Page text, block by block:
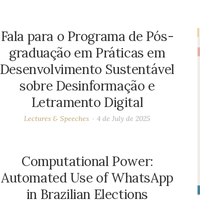
Fala para o Programa de Pós-
graduação em Práticas em
Desenvolvimento Sustentável
sobre Desinformação e
Letramento Digital
Lectures & Speeches 4 de July de 2025
Computational Power:
Automated Use of WhatsApp
in Brazilian Elections